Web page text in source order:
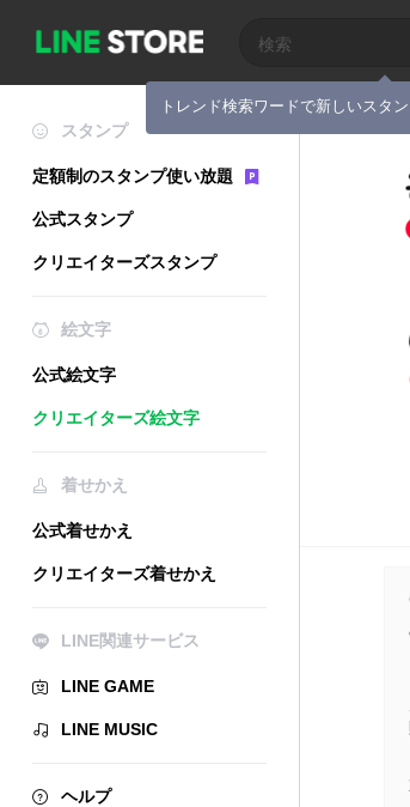
トレンド検索ワードで新しいスタ
スタンプ
定額制のスタンプ使い放題
公式スタンプ
クリエイターズスタンプ
絵文字
公式絵文字
クリエイターズ絵文字
着せかえ
公式着せかえ
クリエイターズ着せかえ
LINE関連サービス
LINE GAME
LINE MUSIC
ヘルプ